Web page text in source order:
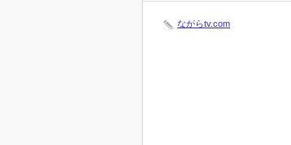
ながらtv.com